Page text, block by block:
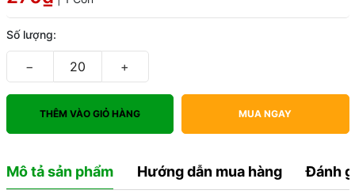
Số lượng:
− +
THÊM VÀO GIỎ HÀNG MUA NGAY
Mô tả sản phẩm Hướng dẫn mua hàng Đánh